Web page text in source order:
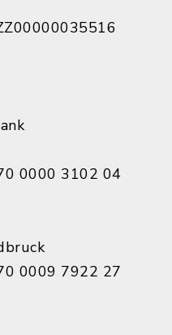
0000 3102 04
0009 7922 27